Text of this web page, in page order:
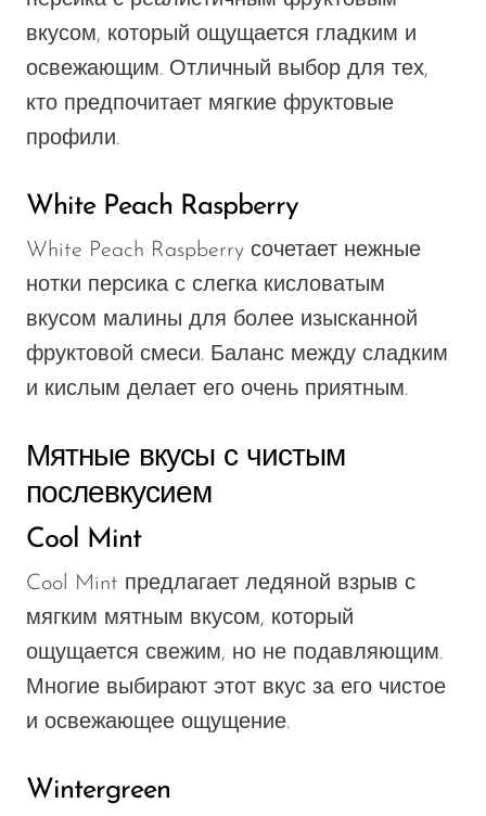
вкусом, который ощущается гладким и
освежающим. Отличный выбор для тех,
кто предпочитает мягкие фруктовые
профили.
White Peach Raspberry
White Peach Raspberry сочетает нежные
нотки персика с слегка кисловатым
вкусом малины для более изысканной
фруктовой смеси. Баланс между сладким
и кислым делает его очень приятным.
Мятные вкусы с чистым
послевкусием
Cool Mint
Cool Mint предлагает ледяной взрыв с
мягким мятным вкусом, который
ощущается свежим, но не подавляющим.
Многие выбирают этот вкус за его чистое
и освежающее ощущение.
Wintergreen